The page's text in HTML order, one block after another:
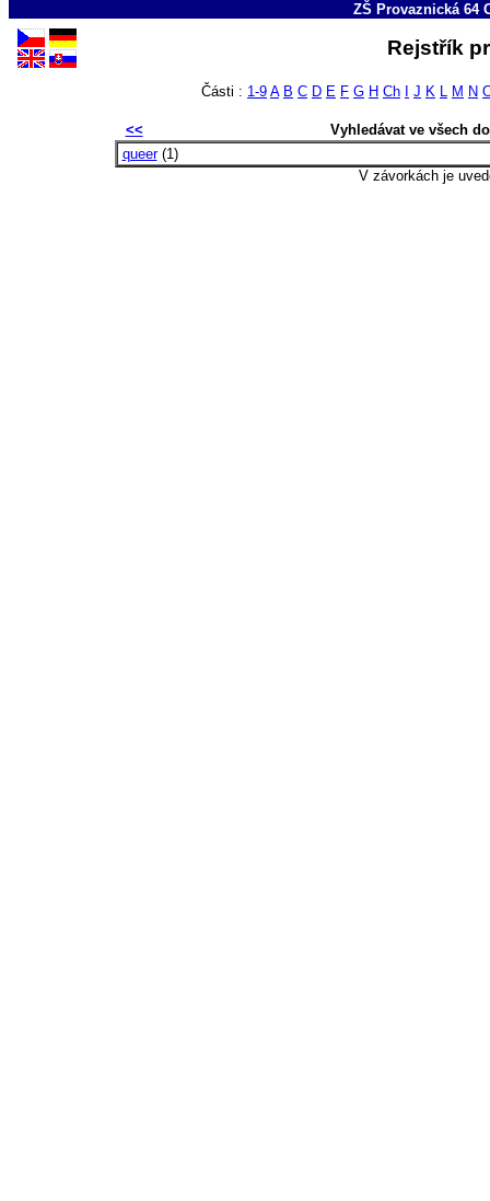
ZŠ Provaznická 64
Rejstřík
Části : 1-9 A B C D E F G H Ch J K L M N
<<
Vyhledávat ve všech
queer(1)
V závorkách je